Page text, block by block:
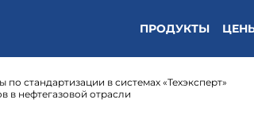
ПРОДУКТЫ
стандартизации в системах «Техэксперт»
в нефтегазовой отрасли